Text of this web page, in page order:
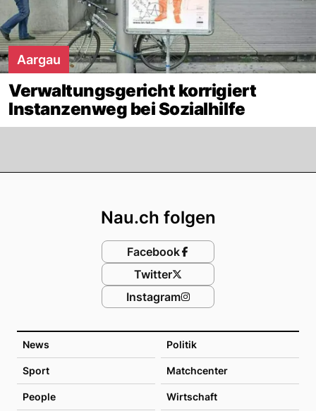
Aargau
Verwaltungsgericht korrigiert
Instanzenweg bei Sozialhilfe
News Politik
Sport Matchcenter
People Wirtschaft
Nau.ch folgen
Facebook
Twitter
Instagram